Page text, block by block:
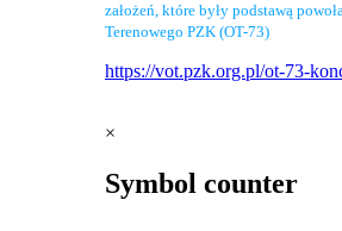
założeń, które były podstawą
Terenowego PZK (OT-73)
https://vot.pzk.org.pl/ot-73-
×
Symbol counter